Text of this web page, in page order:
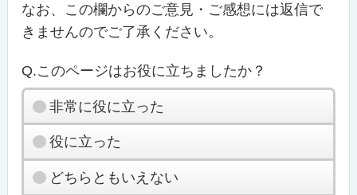
なお、この欄からのご意見・ご感想には返信で
きませんのでご了承ください。
Q.このページはお役に立ちましたか？
非常に役に立った
役に立った
どちらともいえない